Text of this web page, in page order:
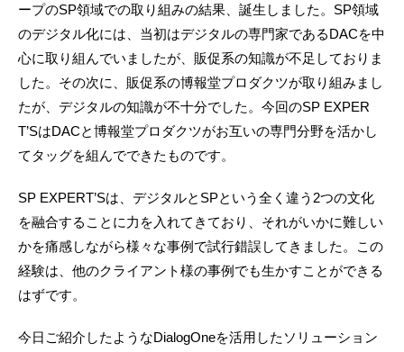
ープのSP領域での取り組みの結果、誕生しました。SP領域
のデジタル化には、当初はデジタルの専門家であるDACを中
心に取り組んでいましたが、販促系の知識が不足しておりま
した。その次に、販促系の博報堂プロダクツが取り組みまし
たが、デジタルの知識が不十分でした。今回のSP EXPER
T’SはDACと博報堂プロダクツがお互いの専門分野を活かし
てタッグを組んでできたものです。
SP EXPERT’Sは、デジタルとSPという全く違う2つの文化
を融合することに力を入れてきており、それがいかに難しい
かを痛感しながら様々な事例で試行錯誤してきました。この
経験は、他のクライアント様の事例でも生かすことができる
はずです。
今日ご紹介したようなDialogOneを活用したソリューション